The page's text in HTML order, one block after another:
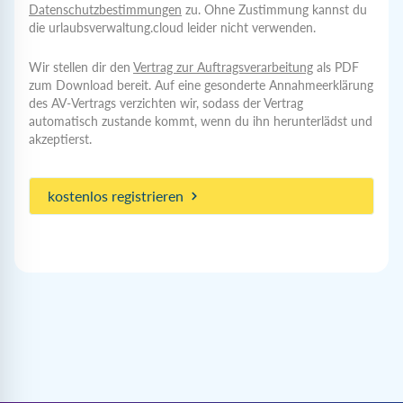
Datenschutzbestimmungen zu. Ohne Zustimmung kannst du
die urlaubsverwaltung.cloud leider nicht verwenden.
Auftragsverarbeitung
Wir stellen dir den Vertrag zur Auftragsverarbeitung als PDF
zum Download bereit. Auf eine gesonderte Annahmeerklärung
des AV-Vertrags verzichten wir, sodass der Vertrag
automatisch zustande kommt, wenn du ihn herunterlädst und
akzeptierst.
kostenlos registrieren